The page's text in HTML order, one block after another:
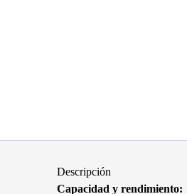
Descripción
Capacidad y rendimiento: